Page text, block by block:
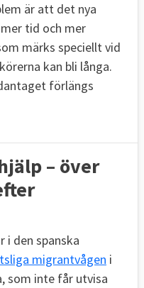
är att det nya
tid och mer
märks speciellt vid
kan bli långa.
förlängs
– över
i den spanska
migrantvågen i
som inte får utvisa